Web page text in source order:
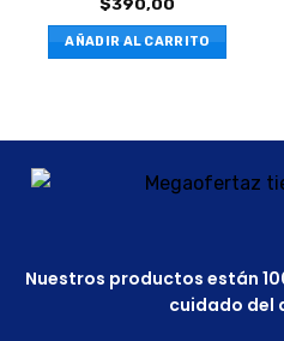
AÑADIR AL CARRITO
Nuestros productos están
cuidado del